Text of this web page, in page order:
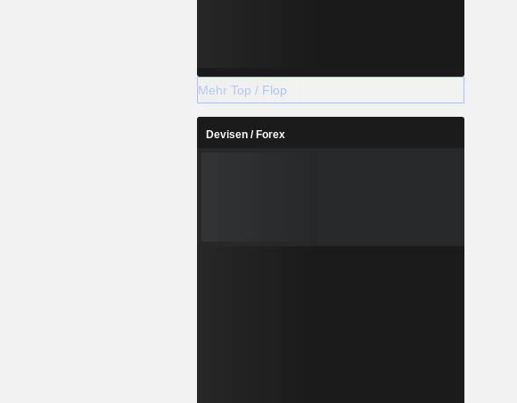
Mehr Top / Flop
Devisen / Forex